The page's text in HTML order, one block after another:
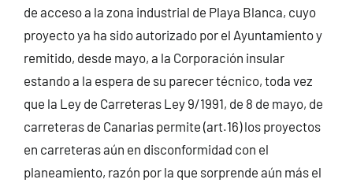
de acceso a la zona industrial de Playa Blanca, cuyo
proyecto ya ha sido autorizado por el Ayuntamiento y
remitido, desde mayo, a la Corporación insular
estando a la espera de su parecer técnico, toda vez
que la Ley de Carreteras Ley 9/1991, de 8 de mayo, de
carreteras de Canarias permite (art.16) los proyectos
en carreteras aún en disconformidad con el
planeamiento, razón por la que sorprende aún más el